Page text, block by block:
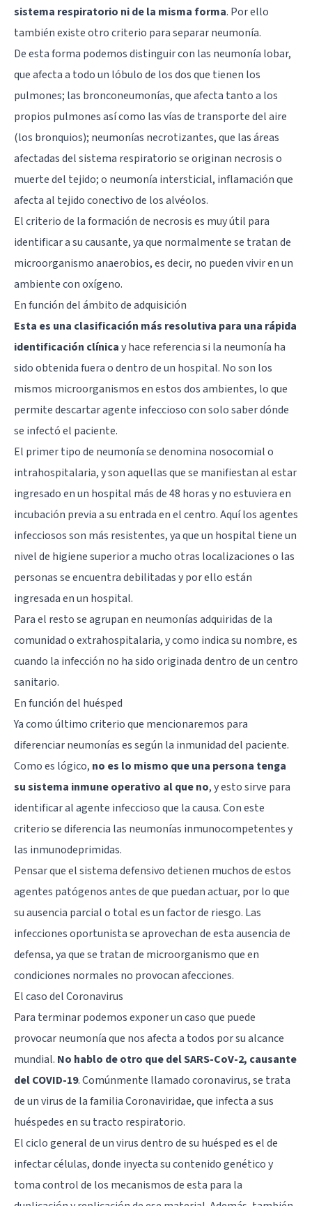
sistema respiratorio ni de la misma forma. Por ello
también existe otro criterio para separar neumonía.
De esta forma podemos distinguir con las neumonía lobar,
que afecta a todo un lóbulo de los dos que tienen los
pulmones; las bronconeumonías, que afecta tanto a los
propios pulmones así como las vías de transporte del aire
(los bronquios); neumonías necrotizantes, que las áreas
afectadas del sistema respiratorio se originan necrosis o
muerte del tejido; o neumonía intersticial, inflamación que
afecta al tejido conectivo de los alvéolos.
El criterio de la formación de necrosis es muy útil para
identificar a su causante, ya que normalmente se tratan de
microorganismo anaerobios, es decir, no pueden vivir en un
ambiente con oxígeno.
En función del ámbito de adquisición
Esta es una clasificación más resolutiva para una rápida
identificación clínicay hace referencia si la neumonía ha
sido obtenida fuera o dentro de un hospital. No son los
mismos microorganismos en estos dos ambientes, lo que
permite descartar agente infeccioso con solo saber dónde
se infectó el paciente.
El primer tipo de neumonía se denomina nosocomial o
intrahospitalaria, y son aquellas que se manifiestan al estar
ingresado en un hospital más de 48 horas y no estuviera en
incubación previa a su entrada en el centro. Aquí los agentes
infecciosos son más resistentes, ya que un hospital tiene un
nivel de higiene superior a mucho otras localizaciones o las
personas se encuentra debilitadas y por ello están
ingresada en un hospital.
Para el resto se agrupan en neumonías adquiridas de la
comunidad o extrahospitalaria, y como indica su nombre, es
cuando la infección no ha sido originada dentro de un centro
sanitario.
En función del huésped
Ya como último criterio que mencionaremos para
diferenciar neumonías es según la inmunidad del paciente.
Como es lógico, no es lo mismo que una persona tenga
su sistema inmune operativo al que no, y esto sirve para
identificar al agente infeccioso que la causa. Con este
criterio se diferencia las neumonías inmunocompetentes y
las inmunodeprimidas.
Pensar que el sistema defensivo detienen muchos de estos
agentes patógenos antes de que puedan actuar, por lo que
su ausencia parcial o total es un factor de riesgo. Las
infecciones oportunista se aprovechan de esta ausencia de
defensa, ya que se tratan de microorganismo que en
condiciones normales no provocan afecciones.
El caso del Coronavirus
Para terminar podemos exponer un caso que puede
provocar neumonía que nos afecta a todos por su alcance
mundial. No hablo de otro que del SARS-CoV-2, causante
del COVID-19. Comúnmente llamado coronavirus, se trata
de un virus de la familia Coronaviridae, que infecta a sus
huéspedes en su tracto respiratorio.
El ciclo general de un virus dentro de su huésped es el de
infectar células, donde inyecta su contenido genético y
toma control de los mecanismos de esta para la